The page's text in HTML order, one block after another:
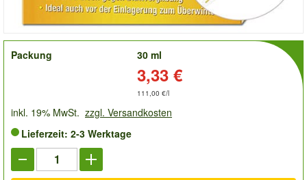
order
Packung
30 ml
3,33 €
111,00 €/l
inkl. 19% MwSt. zzgl. Versandkosten
Lieferzeit: 2-3 Werktage